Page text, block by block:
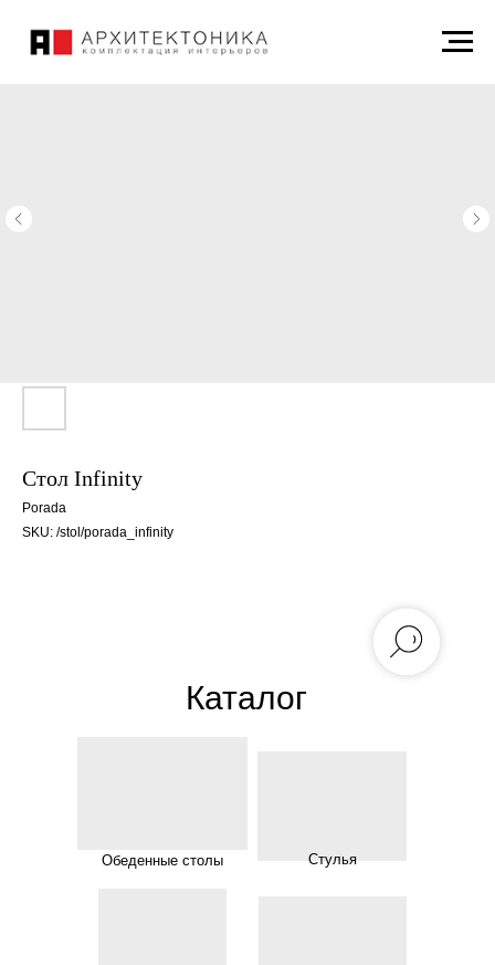
Стол Infinity
Porada
SKU: /stol/porada_infinity
Обеденные столы Стулья
Каталог